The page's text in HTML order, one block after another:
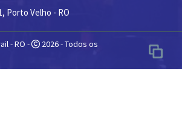
Porto Velho - RO
- RO -
2026 - Todos os